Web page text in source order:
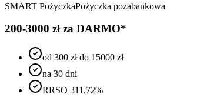
SMART PożyczkaPożyczka pozabankowa
200-3000 zł za DARMO*
od 300 zł do 15000 zł
na 30 dni
RRSO 311,72%